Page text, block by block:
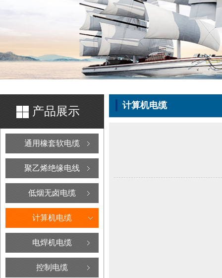
产品展示
通用橡套软电缆
聚乙烯绝缘电线
低烟无卤电缆
计算机电缆
电焊机电缆
控制电缆
计算机电缆